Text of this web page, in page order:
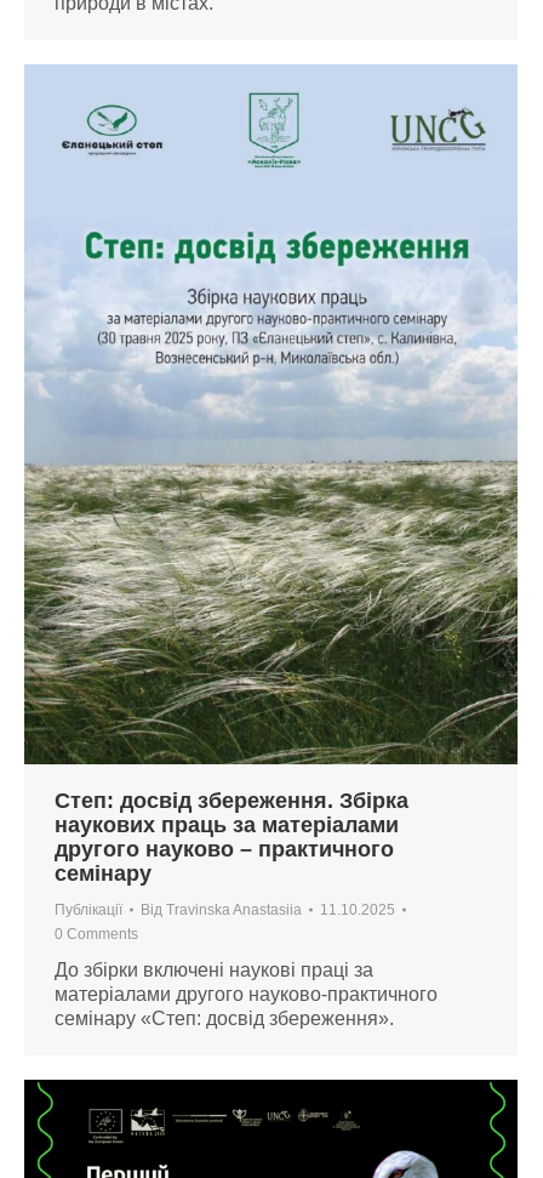
Степ: досвід збереження. Збірка
наукових праць за матеріалами
другого науково – практичного
семінару
Публікації Від Travinska Anastasiia
11.10.2025
0 Comments
До збірки включені наукові праці за
матеріалами другого науково-практичного
семінару «Степ: досвід збереження».